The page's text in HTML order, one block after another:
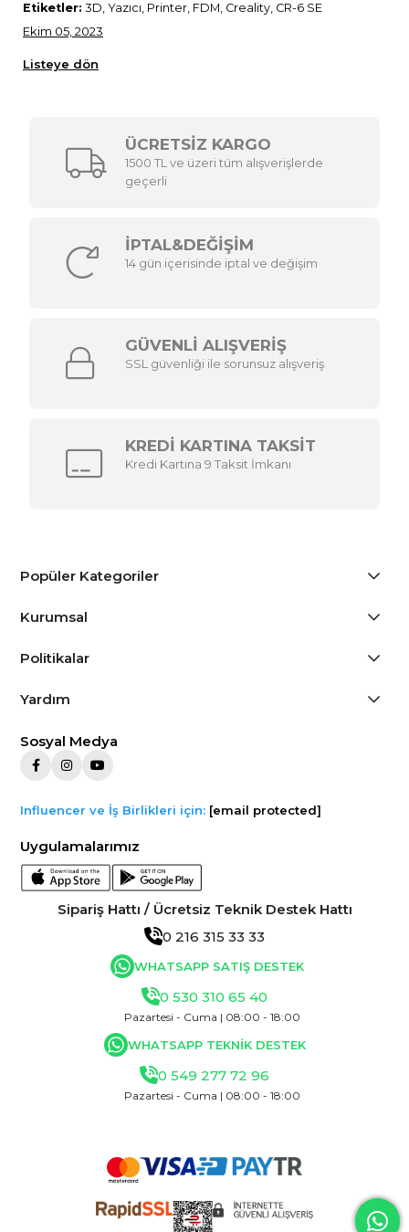
Etiketler: 3D, Yazıcı, Printer, FDM, Creality, CR-6 SE
Ekim 05, 2023
Listeye dön
ÜCRETSİZ KARGO
1500 TL ve üzeri tüm alışverişlerde
geçerli
İPTAL&DEĞİŞİM
14 gün içerisinde iptal ve değişim
GÜVENLİ ALIŞVERİŞ
SSL güvenliği ile sorunsuz alışveriş
KREDİ KARTINA TAKSİT
Kredi Kartına 9 Taksit İmkanı
Popüler Kategoriler
Kurumsal
Politikalar
Yardım
Sosyal Medya
Influencer ve İş Birlikleri için: [email protected]
Uygulamalarımız
Sipariş Hattı / Ücretsiz Teknik Destek Hattı
0 216 315 33 33
WHATSAPP SATIŞ DESTEK
0 530 310 65 40
Pazartesi - Cuma | 08:00 - 18:00
WHATSAPP TEKNİK DESTEK
0 549 277 72 96
Pazartesi - Cuma | 08:00 - 18:00